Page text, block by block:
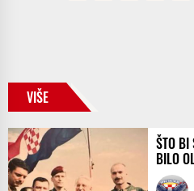
VIŠE
ŠTO BI
BILO